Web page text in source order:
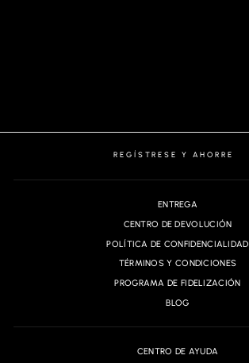
REGÍSTRESE Y AHORRE
ENTREGA
CENTRO DE DEVOLUCIÓN
POLÍTICA DE CONFIDENCIALIDAD
TÉRMINOS Y CONDICIONES
PROGRAMA DE FIDELIZACIÓN
BLOG
CENTRO DE AYUDA